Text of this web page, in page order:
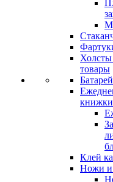
товары
книжки
Клей
Ножи